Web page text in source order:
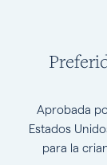
Aprobada
Estados
para la